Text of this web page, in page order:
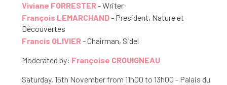
Viviane FORRESTER- Writer
François LEMARCHAND- President, Nature et
Découvertes
Francis OLIVIER- Chairman, Sidel
Moderated by: Françoise CROUIGNEAU
Saturday, 15th November from 11h00 to 13h00 - Palais du